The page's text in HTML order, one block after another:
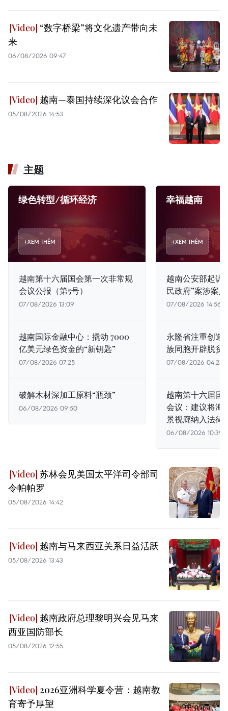
“数字桥梁”将文化遗产带向未
来
06/08/2026 09:47
越南—泰国持续深化议会合作
05/08/2026 14:53
主题
绿色转型/循环经济
+XEM THÊM
越南第十六届国会第一次非常规
会议公报（第5号）
07/08/2026 13:09
越南国际金融中心：撬动 7000
亿美元绿色资金的“新钥匙”
07/08/2026 07:25
破解木材深加工原料“瓶颈”
06/08/2026 09:50
幸福越南
+XEM THÊM
越南公安部起诉
民政府”案涉案
07/08/2026 14:56
永隆省注重创造
族同胞开辟脱贫
07/08/2026 04:23
越南第十六届国
会议：建议将海
景视廊纳入法律
06/08/2026 10:39
苏林会见美国太平洋司令部司
令帕帕罗
05/08/2026 14:42
越南与马来西亚关系日益活跃
05/08/2026 13:43
越南政府总理黎明兴会见马来
西亚国防部长
05/08/2026 12:55
2026亚洲科学夏令营：越南教
育寄予厚望